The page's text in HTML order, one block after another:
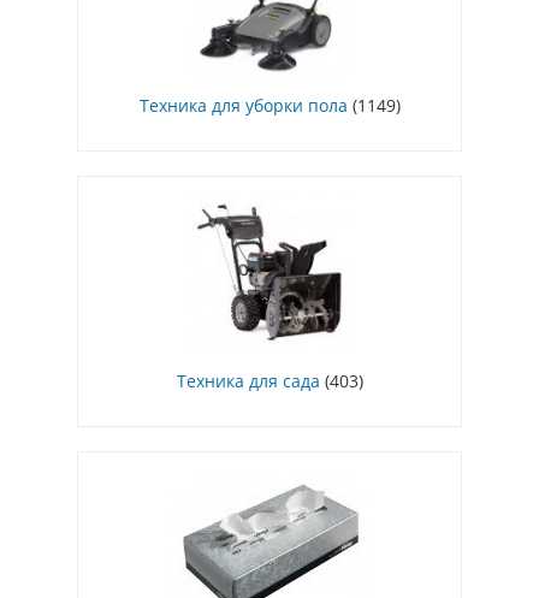
Техника для уборки пола (1149)
Техника для сада (403)